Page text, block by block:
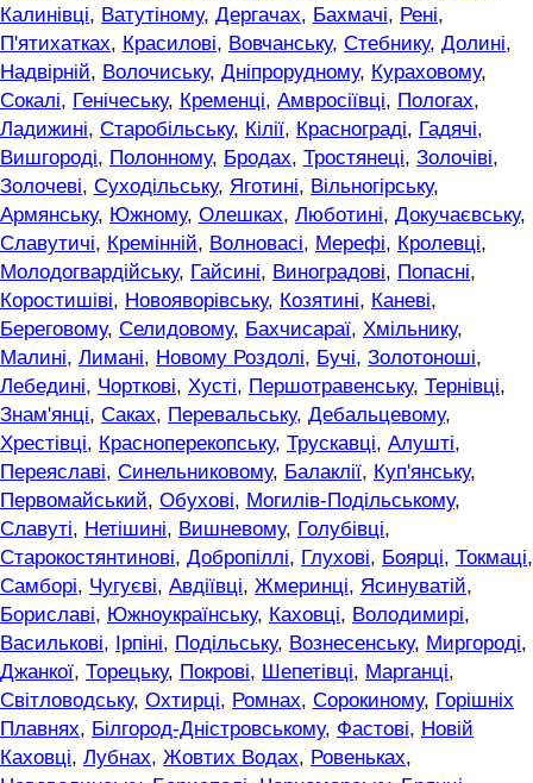
Калинівці, Ватутіному, Дергачах, Бахмачі, Рені,
П'ятихатках, Красилові, Вовчанську, Стебнику, Долині,
Надвірній, Волочиську, Дніпрорудному, Кураховому,
Сокалі, Генічеську, Кременці, Амвросіївці, Пологах,
Ладижині, Старобільську, Кілії, Краснограді, Гадячі,
Вишгороді, Полонному, Бродах, Тростянеці, Золочіві,
Золочеві, Суходільську, Яготині, Вільногірську,
Армянську, Южному, Олешках, Люботині, Докучаєвську,
Славутичі, Кремінній, Волновасі, Мерефі, Кролевці,
Молодогвардійську, Гайсині, Виноградові, Попасні,
Коростишіві, Новояворівську, Козятині, Каневі,
Береговому, Селидовому, Бахчисараї, Хмільнику,
Малині, Лимані, Новому Роздолі, Бучі, Золотоноші,
Лебедині, Чорткові, Хусті, Першотравенську, Тернівці,
Знам'янці, Саках, Перевальську, Дебальцевому,
Хрестівці, Красноперекопську, Трускавці, Алушті,
Переяславі, Синельниковому, Балаклії, Куп'янську,
Первомайський, Обухові, Могилів-Подільському,
Славуті, Нетішині, Вишневому, Голубівці,
Старокостянтинові, Добропіллі, Глухові, Боярці, Токмаці,
Самборі, Чугуєві, Авдіївці, Жмеринці, Ясинуватій,
Бориславі, Южноукраїнську, Каховці, Володимирі,
Василькові, Ірпіні, Подільську, Вознесенську, Миргороді,
Джанкої, Торецьку, Покрові, Шепетівці, Марганці,
Світловодську, Охтирці, Ромнах, Сорокиному, Горішніх
Плавнях, Білгород-Дністровському, Фастові, Новій
Каховці, Лубнах, Жовтих Водах, Ровеньках,